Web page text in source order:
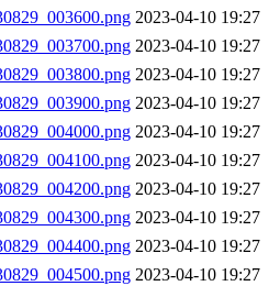
2023-04-10 19:27
2023-04-10 19:27
2023-04-10 19:27
2023-04-10 19:27
2023-04-10 19:27
2023-04-10 19:27
2023-04-10 19:27
2023-04-10 19:27
2023-04-10 19:27
2023-04-10 19:27